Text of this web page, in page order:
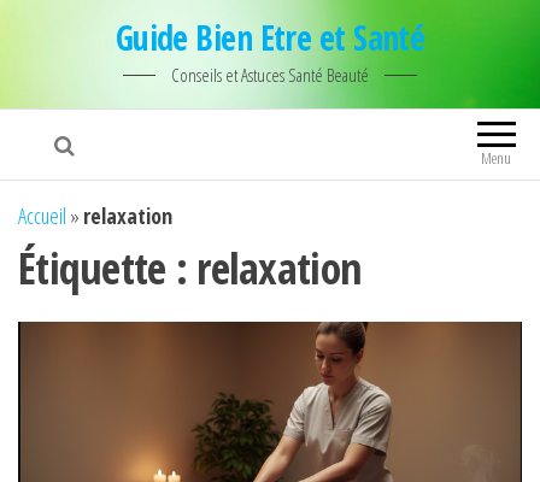
Guide Bien Etre et Santé
Conseils et Astuces Santé Beauté
Menu
Accueil » relaxation
Étiquette : relaxation